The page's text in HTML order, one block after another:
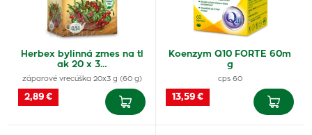
Herbex bylinná zmes na tl
ak 20 x 3…
záparové vrecúška 20x3 g (60 g)
2,89 €
Koenzym Q10 FORTE 60m
g
cps 60
13,59 €